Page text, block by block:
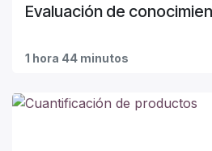
Evaluación de
1 hora 44 minutos